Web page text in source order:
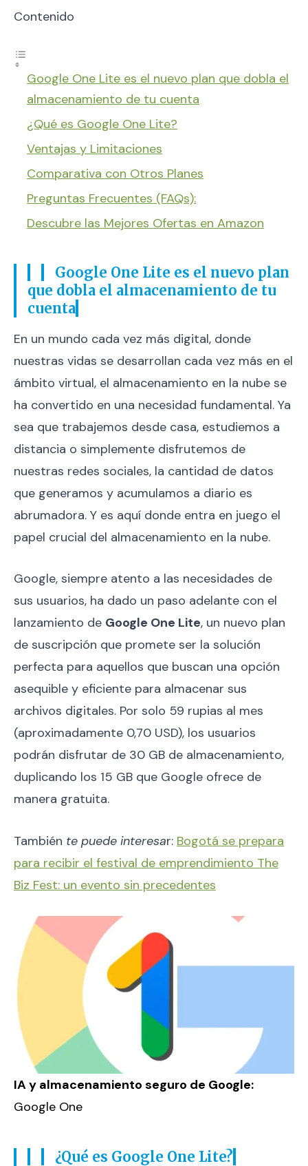
Contenido
Google One Lite es el nuevo plan que dobla el
almacenamiento de tu cuenta
¿Qué es Google One Lite?
Ventajas y Limitaciones
Comparativa con Otros Planes
Preguntas Frecuentes (FAQs):
Descubre las Mejores Ofertas en Amazon
Google One Lite es el nuevo plan
que dobla el almacenamiento de tu
cuenta
En un mundo cada vez más digital, donde
nuestras vidas se desarrollan cada vez más en el
ámbito virtual, el almacenamiento en la nube se
ha convertido en una necesidad fundamental. Ya
sea que trabajemos desde casa, estudiemos a
distancia o simplemente disfrutemos de
nuestras redes sociales, la cantidad de datos
que generamos y acumulamos a diario es
abrumadora. Y es aquí donde entra en juego el
papel crucial del almacenamiento en la nube.
Google, siempre atento a las necesidades de
sus usuarios, ha dado un paso adelante con el
lanzamiento de Google One Lite, un nuevo plan
de suscripción que promete ser la solución
perfecta para aquellos que buscan una opción
asequible y eficiente para almacenar sus
archivos digitales. Por solo 59 rupias al mes
(aproximadamente 0,70 USD), los usuarios
podrán disfrutar de 30 GB de almacenamiento,
duplicando los 15 GB que Google ofrece de
manera gratuita.
También te puede interesar: Bogotá se prepara
para recibir el festival de emprendimiento The
Biz Fest: un evento sin precedentes
IA y almacenamiento seguro de Google:
Google One
¿Qué es Google One Lite?